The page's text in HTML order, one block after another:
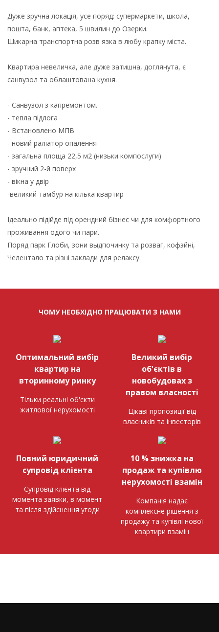
Дуже зручна локація, усе поряд: супермаркети, школа,
пошта, банк, аптека, 5 швилин до Озерки.
Шикарна транспортна розв язка в любу крапку міста.
Квартира невеличка, але дуже затишна, доглянута, є
санвузол та облаштована кухня.
- Санвузол з капремонтом.
- тепла підлога
- Встановлено МПВ
- новий раліатор опалення
- загальна площа 22,5 м2 (низьки компослуги)
- зручний 2-й поверх
- вікна у двір
-великий тамбур на кілька квартир
Ідеально підійде під орендний бізнес чи для комфортного
проживання одого чи пари.
Поряд парк Глоби, зони выдпочинку та розваг, кофэйні,
Челентало та різні заклади для релаксу.
ЧОМУ НЕОБХІДНО ПРАЦЮВАТИ З НАМИ
Оптимальний вибір
квартир на
вторинному ринку
Тільки реальні об'єкти
житлової нерухомості
Великий вибір
об'єктів в
новобудовах з
правом власності
Цікаві пропозиції від
власників та інвесторів
Повний юридичний
супровід клієнта
Супровід клієнта від
момента заявки, в момент
та після здійснення угоди
10 % знижка на
продаж та купівлю
нерухомості взамін
Компанія надає
комплексне рішення з
продажу та купівлі нової
квартири взамін